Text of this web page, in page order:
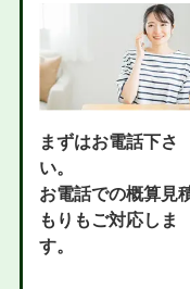
まずはお電話下さ
い。
お電話での概算見
もりもご対応しま
す。